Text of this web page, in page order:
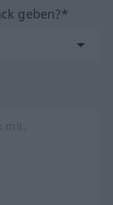
geben?*